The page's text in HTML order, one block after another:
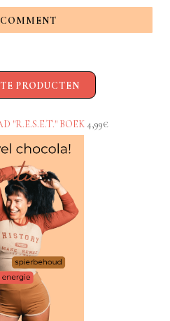
PRODUCTEN
"R.E.S.E.T." BOEK4,99€